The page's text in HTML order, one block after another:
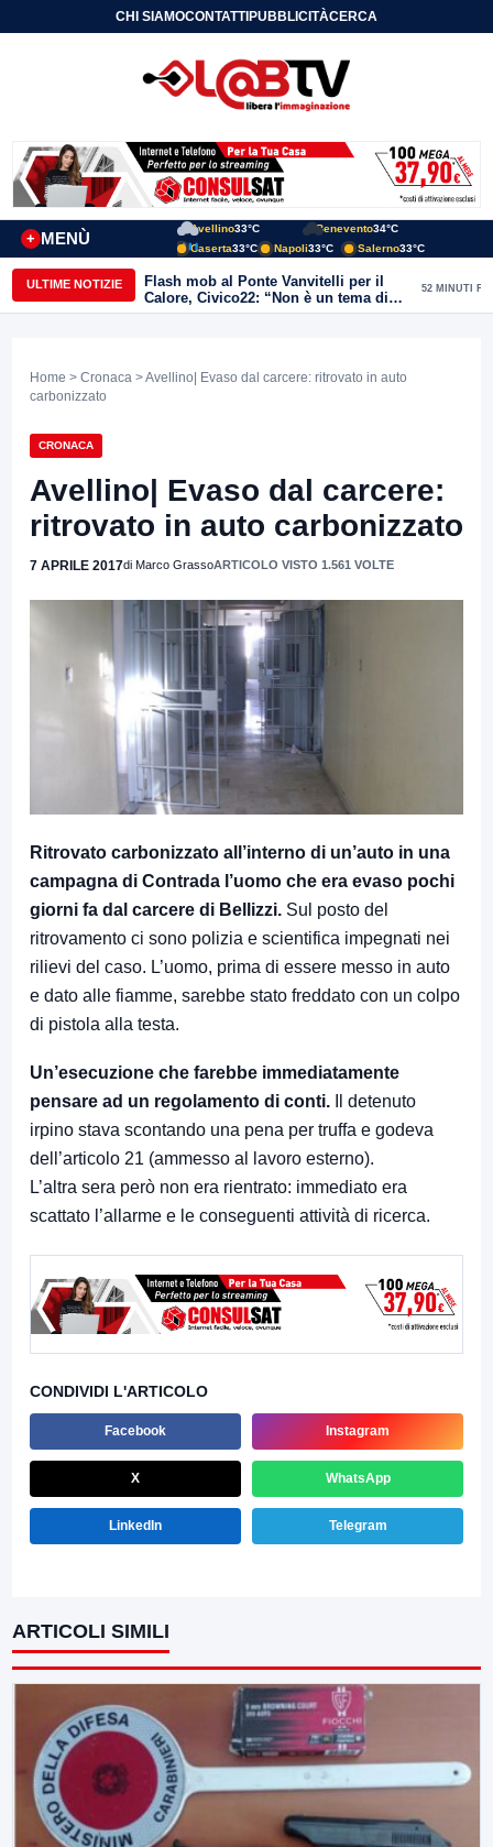
CHI SIAMOCONTATTIPUBBLICITÀCERCA
MENÙ
+
Avellino33°C Benevento34°C
Caserta33°C Napoli33°C Salerno33°C
ULTIME NOTIZIE
Flash mob al Ponte Vanvitelli per il
Calore, Civico22: “Non è un tema di
quartiere, riguarda tutta Benevento”
52 MINUTI FA
Home > Cronaca > Avellino| Evaso dal carcere: ritrovato in auto
carbonizzato
CRONACA
Avellino| Evaso dal carcere:
ritrovato in auto carbonizzato
7 APRILE 2017di Marco GrassoARTICOLO VISTO 1.561 VOLTE
Ritrovato carbonizzato all’interno di un’auto in una
campagna di Contrada l’uomo che era evaso pochi
giorni fa dal carcere di Bellizzi. Sul posto del
ritrovamento ci sono polizia e scientifica impegnati nei
rilievi del caso. L’uomo, prima di essere messo in auto
e dato alle fiamme, sarebbe stato freddato con un colpo
di pistola alla testa.
Un’esecuzione che farebbe immediatamente
pensare ad un regolamento di conti. Il detenuto
irpino stava scontando una pena per truffa e godeva
dell’articolo 21 (ammesso al lavoro esterno).
L’altra sera però non era rientrato: immediato era
scattato l’allarme e le conseguenti attività di ricerca.
CONDIVIDI L'ARTICOLO
Facebook Instagram
X WhatsApp
LinkedIn Telegram
ARTICOLI SIMILI